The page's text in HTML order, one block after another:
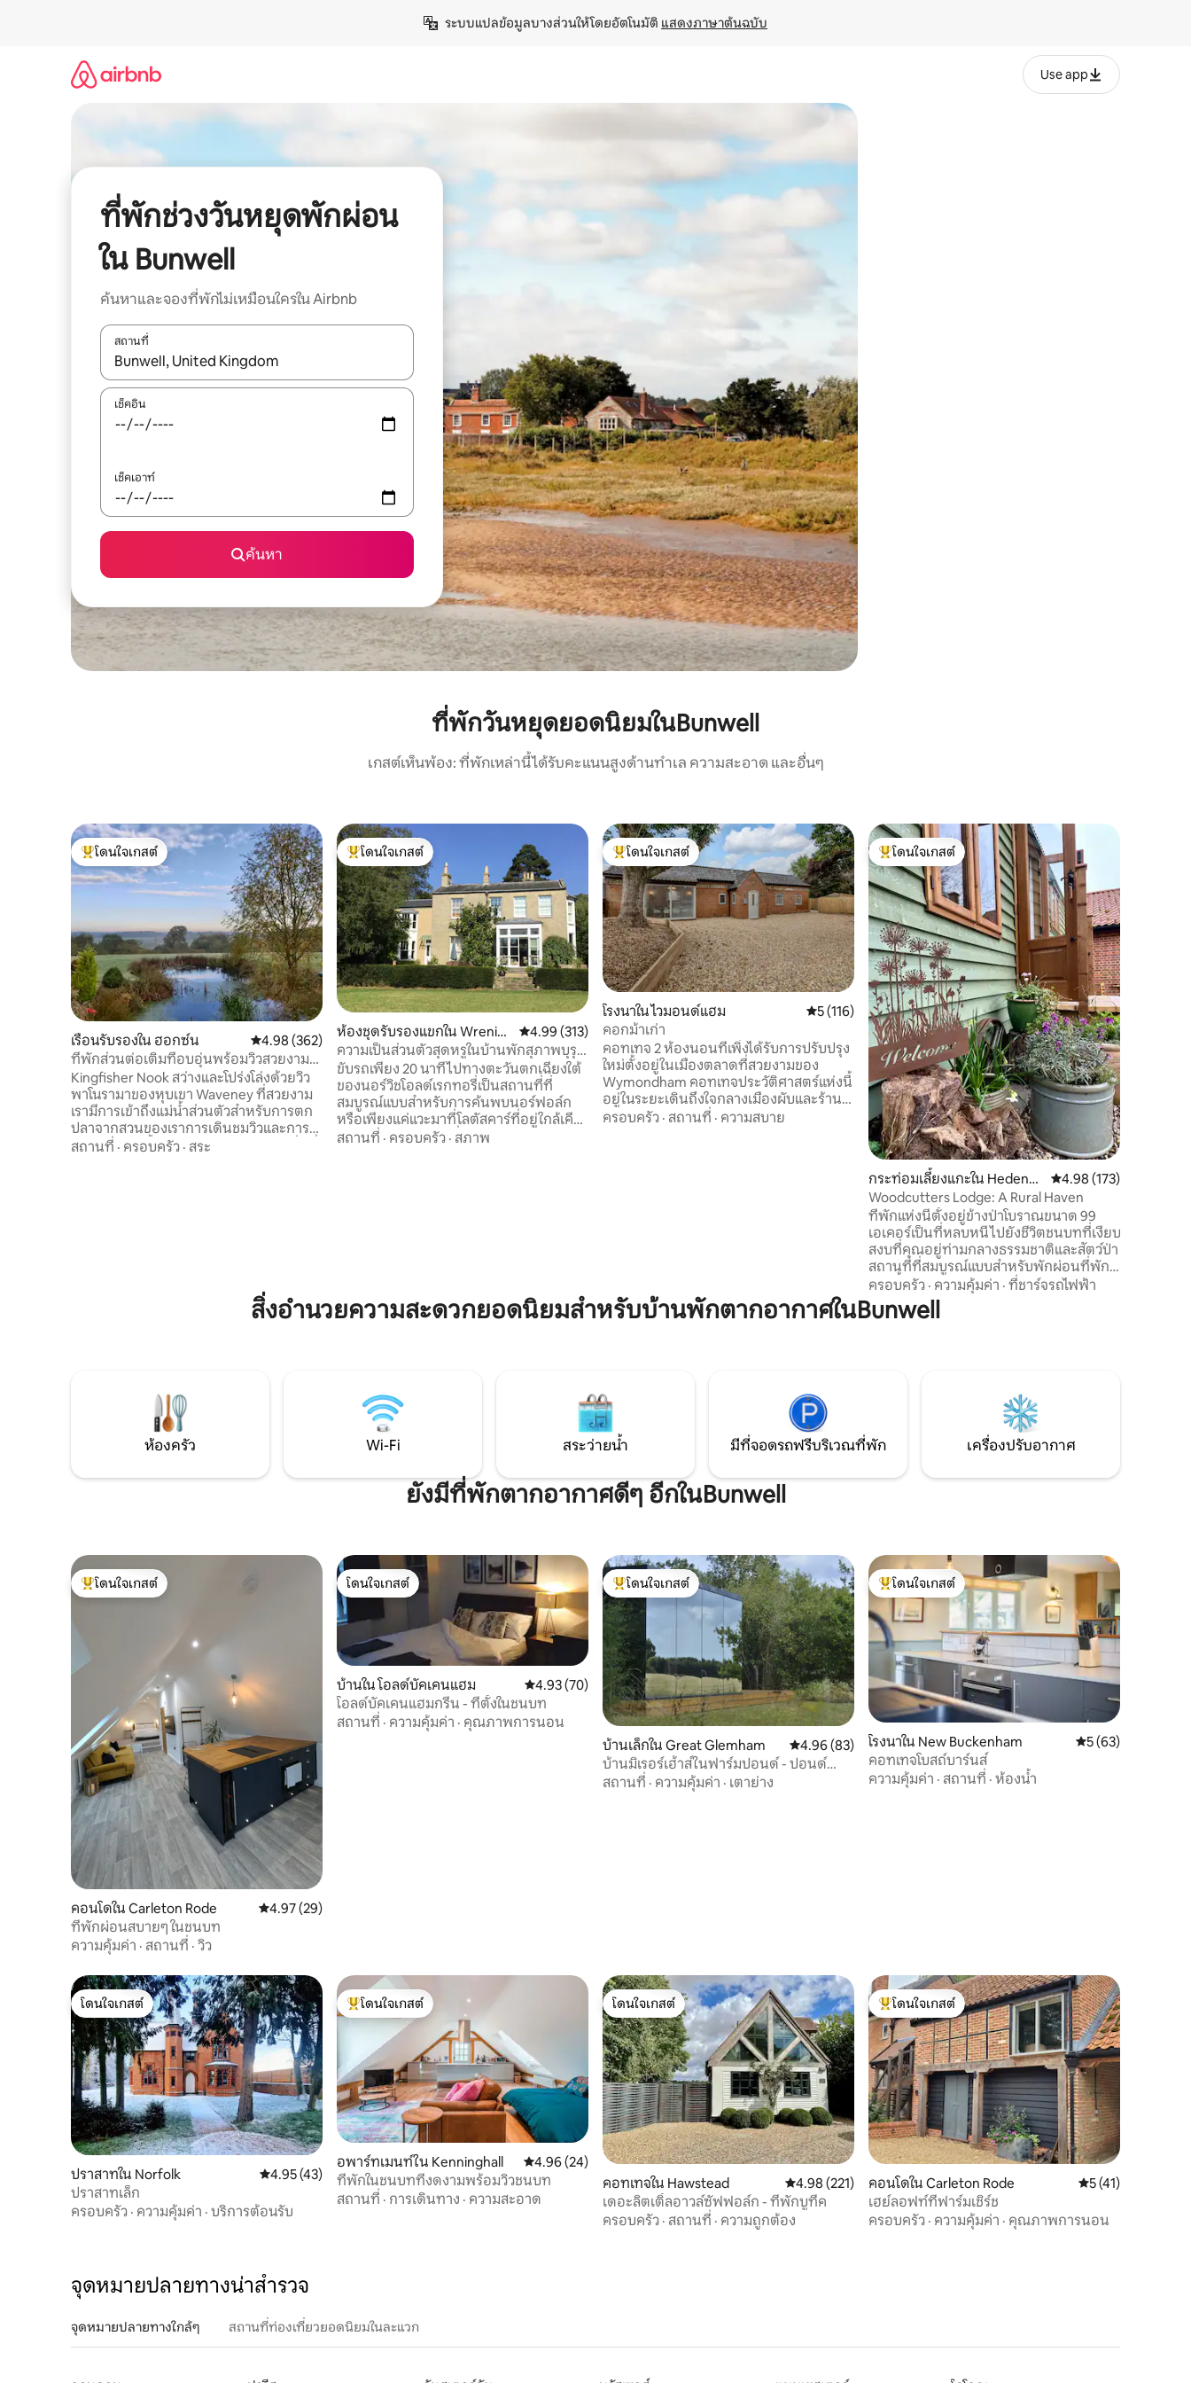
ระบบแปลข้อมูลบางส่วนให้โดยอัตโนมัติ แสดงภาษาต้นฉบับ
Use app
ที่พักช่วงวันหยุดพักผ่อน
ใน Bunwell
ค้นหาและจองที่พักไม่เหมือนใครใน Airbnb
สถานที่
ใช้ลูกศรขึ้นลง หรือใช้การสัมผัสหรือปัด เพื่อสำรวจผลการค้นหา
เช็คอิน
เช็คเอาท์
ค้นหา
ที่พักวันหยุดยอดนิยมในBunwell
เกสต์เห็นพ้อง: ที่พักเหล่านี้ได้รับคะแนนสูงด้านทำเล ความสะอาด และอื่นๆ
โดนใจเกสต์ที่สุด
โดนใจเกสต์
เรือนรับรองใน ฮอกซ์น คะแนนเฉลี่ย 4.98 จาก 5, 362 รีวิว
4.98 (362)
ที่พักส่วนต่อเติมที่อบอุ่นพร้อมวิวสวยงาม
ตกปลาและพายเรือคายัค
Kingfisher Nook สว่างและโปร่งโล่งด้วยวิว
พาโนรามาของหุบเขา Waveney ที่สวยงาม
เรามีการเข้าถึงแม่น้ำส่วนตัวสำหรับการตก
ปลาจากสวนของเราการเดินชมวิวและการขี่
จักรยานจากขั้นตอนประตูและผับท้องถิ่นที่
สถานที่ · ครอบครัว · สระ
โดนใจเกสต์ที่สุด
โดนใจเกสต์
ห้องชุดรับรองแขกใน Wrenin
gham
คะแนนเฉลี่ย 4.99 จาก 5, 313 รีวิว
4.99 (313)
ความเป็นส่วนตัวสุดหรูในบ้านพักสุภาพบุรุษ
เก่า
ขับรถเพียง 20 นาทีไปทางตะวันตกเฉียงใต้
ของนอร์วิชโอลด์เรกทอรี่เป็นสถานที่ที่
สมบูรณ์แบบสำหรับการค้นพบนอร์ฟอล์ก
หรือเพียงแค่แวะมาที่โลตัสคาร์ที่อยู่ใกล้เคียง
จากส่วนต่อเติมแรกที่ได้รับการตกแต่งอย่าง
สถานที่ · ครอบครัว · สภาพ
โดนใจเกสต์ที่สุด
โดนใจเกสต์
โรงนาใน ไวมอนด์แฮม คะแนนเฉลี่ย 5 จาก 5, 116 รีวิว
5 (116)
คอกม้าเก่า
คอทเทจ 2 ห้องนอนที่เพิ่งได้รับการปรับปรุง
ใหม่ตั้งอยู่ในเมืองตลาดที่สวยงามของ
Wymondham คอทเทจประวัติศาสตร์แห่งนี้
อยู่ในระยะเดินถึงใจกลางเมืองผับและร้าน
อาหารและรองรับผู้เข้าพักได้สูงสุด 5 คน
ครอบครัว · สถานที่ · ความสบาย
โดนใจเกสต์ที่สุด
โดนใจเกสต์
กระท่อมเลี้ยงแกะใน Hedenha
m
คะแนนเฉลี่ย 4.98 จาก
4.98 (173)
Woodcutters Lodge: A Rural Haven
ที่พักแห่งนี้ตั้งอยู่ข้างป่าโบราณขนาด 99
เอเคอร์เป็นที่หลบหนีไปยังชีวิตชนบทที่เงียบ
สงบที่คุณอยู่ท่ามกลางธรรมชาติและสัตว์ป่า
สถานที่ที่สมบูรณ์แบบสำหรับพักผ่อนที่พัก
แห่งนี้สร้างความหรูหราให้คุณอย่างอบอุ่น
ด้วยผลิตภัณฑ์ที่เป็นมิตรกับสิ่งแวดล้อม
ผ้าปูที่นอนที่สวยงามและความเงียบสงบ
ไม้ โปรดเพิ่มในการจองเมื่อจองที่พัก
ครอบครัว · ความคุ้มค่า · ที่ชาร์จรถไฟฟ้า
สิ่งอำนวยความสะดวกยอดนิยมสำหรับบ้านพักตากอากาศในBunwell
ห้องครัว Wi-Fi สระว่ายน้ำ มีที่จอดรถฟรีบริเวณที่พัก เครื่องปรับอากาศ
ยังมีที่พักตากอากาศดีๆ อีกในBunwell
โดนใจเกสต์ที่สุด
โดนใจเกสต์
คอนโดใน Carleton Rode คะแนนเฉลี่ย 4.97 จาก 5, 29 รีวิว
4.97 (29)
ที่พักผ่อนสบายๆ ในชนบท
ความคุ้มค่า · สถานที่ · วิว
โดนใจเกสต์
โดนใจเกสต์
บ้านใน โอลด์บัคเคนแฮม คะแนนเฉลี่ย 4.93 จาก 5, 70 รีวิว
4.93 (70)
โอลด์บัคเคนแฮมกรีน - ที่ตั้งในชนบท
สถานที่ · ความคุ้มค่า · คุณภาพการนอน
โดนใจเกสต์ที่สุด
โดนใจเกสต์
บ้านเล็กใน Great Glemham คะแนนเฉลี่ย 4.96 จาก 5, 83 รีวิว
4.96 (83)
บ้านมิเรอร์เฮ้าส์ในฟาร์มปอนด์ - ปอนด์
OOD
สถานที่ · ความคุ้มค่า · เตาย่าง
โดนใจเกสต์ที่สุด
โดนใจเกสต์
โรงนาใน New Buckenham คะแนนเฉลี่ย 5 จาก
5 (63)
คอทเทจโบสถ์บาร์นส์
ความคุ้มค่า · สถานที่ · ห้องน้ำ
โดนใจเกสต์
โดนใจเกสต์
ปราสาทใน Norfolk คะแนนเฉลี่ย 4.95 จาก 5, 43 รีวิว
4.95 (43)
ปราสาทเล็ก
ครอบครัว · ความคุ้มค่า · บริการต้อนรับ
โดนใจเกสต์ที่สุด
โดนใจเกสต์
อพาร์ทเมนท์ใน Kenninghall คะแนนเฉลี่ย 4.96 จาก 5, 24 รีวิว
4.96 (24)
ที่พักในชนบทที่งดงามพร้อมวิวชนบท
สถานที่ · การเดินทาง · ความสะอาด
โดนใจเกสต์
โดนใจเกสต์
คอทเทจใน Hawstead คะแนนเฉลี่ย 4.98 จาก 5, 221 รีวิว
4.98 (221)
เดอะลิตเติ้ลอาวล์ซัฟฟอล์ก - ที่พักบูทีค
ครอบครัว · สถานที่ · ความถูกต้อง
โดนใจเกสต์ที่สุด
โดนใจเกสต์
คอนโดใน Carleton Rode คะแนนเฉลี่ย 5 จาก
5 (41)
เฮย์ลอฟท์ที่ฟาร์มเชิร์ช
ครอบครัว · ความคุ้มค่า · คุณภาพการนอน
จุดหมายปลายทางน่าสำรวจ
จุดหมายปลายทางใกล้ๆ สถานที่ท่องเที่ยวยอดนิยมในละแวก